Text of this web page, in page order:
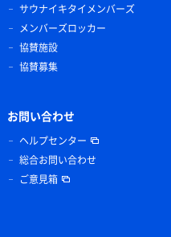
サウナイキタイメンバーズ
メンバーズロッカー
協賛施設
協賛募集
お問い合わせ
ヘルプセンター
総合お問い合わせ
ご意見箱